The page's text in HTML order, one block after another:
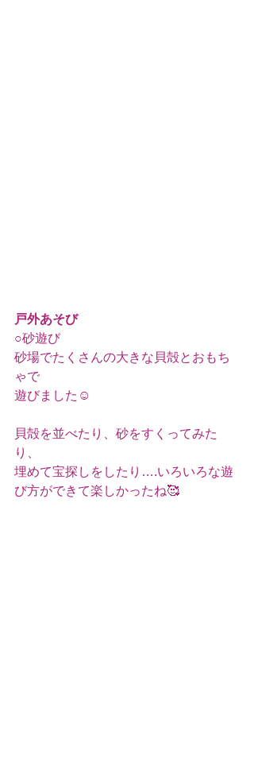
戸外あそび
○砂遊び
砂場でたくさんの大きな貝殻とおもち
ゃで
遊びました☺️
貝殻を並べたり、砂をすくってみた
り、
埋めて宝探しをしたり….いろいろな遊
び方ができて楽しかったね🥰